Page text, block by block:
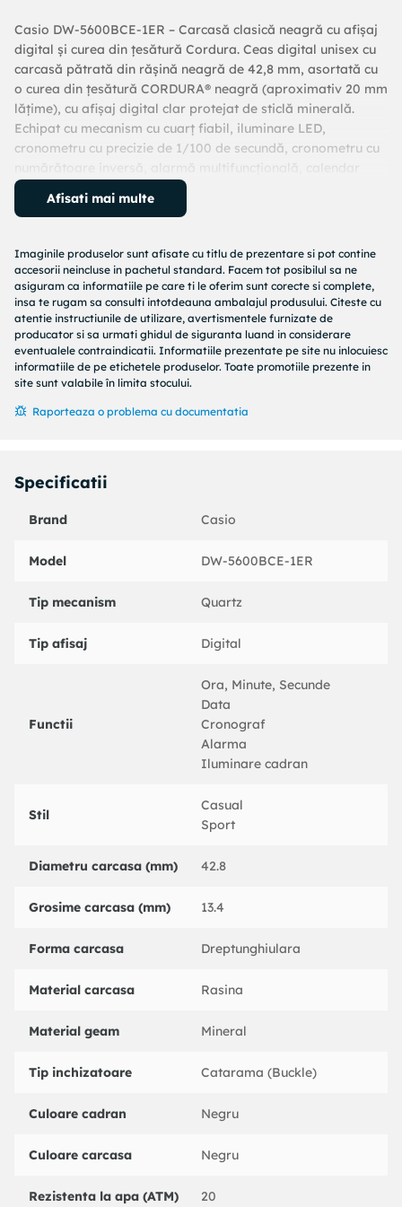
Casio DW-5600BCE-1ER – Carcasă clasică neagră cu afișaj
digital și curea din țesătură Cordura. Ceas digital unisex cu
carcasă pătrată din rășină neagră de 42,8 mm, asortată cu
o curea din țesătură CORDURA® neagră (aproximativ 20 mm
lățime), cu afișaj digital clar protejat de sticlă minerală.
Echipat cu mecanism cu cuarț fiabil, iluminare LED,
cronometru cu precizie de 1/100 de secundă, cronometru cu
numărătoare inversă, alarmă multifuncțională, calendar
complet automat și format 12/24 ore. Rezistent la apă (20
ATM), potrivit pentru activități marine profesionale, sporturi
scufundare. Dimensiuni carcasă: 48,9 × 42,8 × 13,4 mm;
lungime curea reglabilă: 14,5–21,5 cm. Fiecare ceas este
livrat în cutia originală Casio, garantând autenticitatea și
calitatea.
Afisati mai multe
Imaginile produselor sunt afisate cu titlu de prezentare si pot contine
accesorii neincluse in pachetul standard. Facem tot posibilul sa ne
asiguram ca informatiile pe care ti le oferim sunt corecte si complete,
insa te rugam sa consulti intotdeauna ambalajul produsului. Citeste cu
atentie instructiunile de utilizare, avertismentele furnizate de
producator si sa urmati ghidul de siguranta luand in considerare
eventualele contraindicatii. Informatiile prezentate pe site nu inlocuiesc
informatiile de pe etichetele produselor. Toate promotiile prezente in
site sunt valabile în limita stocului.
Raporteaza o problema cu documentatia
Specificatii
Brand Casio
Model DW-5600BCE-1ER
Tip mecanism Quartz
Tip afisaj Digital
Functii
Ora, Minute, Secunde
Data
Cronograf
Alarma
Iluminare cadran
Stil
Casual
Sport
Diametru carcasa (mm) 42.8
Grosime carcasa (mm) 13.4
Forma carcasa Dreptunghiulara
Material carcasa Rasina
Material geam Mineral
Tip inchizatoare Catarama (Buckle)
Culoare cadran Negru
Culoare carcasa Negru
Rezistenta la apa (ATM) 20